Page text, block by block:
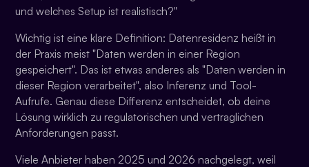
und welches Setup ist realistisch?"
Wichtig ist eine klare Definition: Datenresidenz heißt in
der Praxis meist "Daten werden in einer Region
gespeichert". Das ist etwas anderes als "Daten werden in
dieser Region verarbeitet", also Inferenz und Tool-
Aufrufe. Genau diese Differenz entscheidet, ob deine
Lösung wirklich zu regulatorischen und vertraglichen
Anforderungen passt.
Viele Anbieter haben 2025 und 2026 nachgelegt, weil